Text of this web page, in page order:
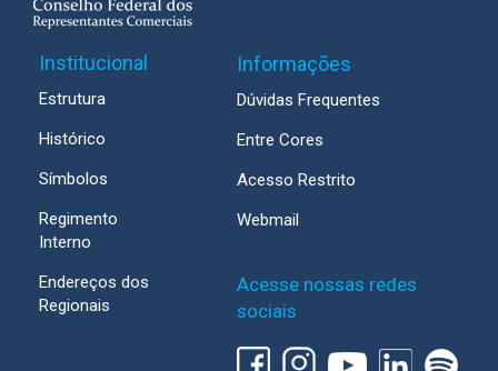
Institucional
Estrutura
Histórico
Símbolos
Regimento
Interno
Endereços dos
Regionais
Informações
Dúvidas Frequentes
Entre Cores
Acesso Restrito
Webmail
Acesse nossas redes
sociais